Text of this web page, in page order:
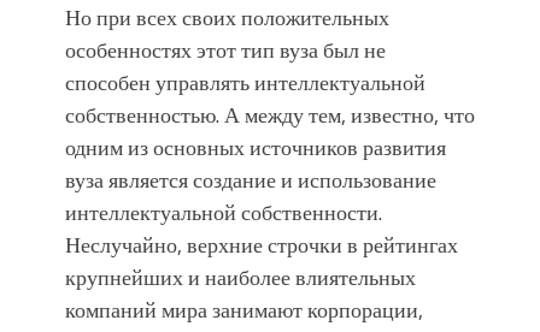
Но при всех своих положительных
особенностях этот тип вуза был не
способен управлять интеллектуальной
собственностью. А между тем, известно, что
одним из основных источников развития
вуза является создание и использование
интеллектуальной собственности.
Неслучайно, верхние строчки в рейтингах
крупнейших и наиболее влиятельных
компаний мира занимают корпорации,